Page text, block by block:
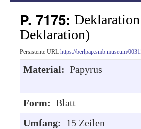
springen
P. 7175:
Deklaration)
Persistente URL https://berlpap.smb.museum/
Material: Papyrus
Form: Blatt
Umfang: 15 Zeilen